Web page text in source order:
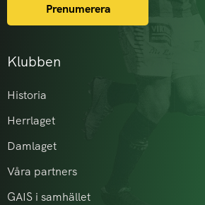
Klubben
Historia
Herrlaget
Damlaget
Våra partners
GAIS i samhället
Prenumerera